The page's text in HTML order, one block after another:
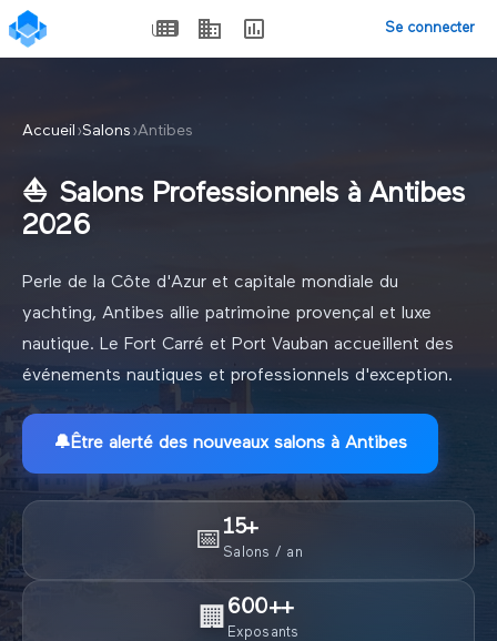
Se connecter
Accueil ›Salons ›Antibes
⛵ Salons Professionnels à Antibes
2026
Perle de la Côte d'Azur et capitale mondiale du
yachting, Antibes allie patrimoine provençal et luxe
nautique. Le Fort Carré et Port Vauban accueillent des
événements nautiques et professionnels d'exception.
🔔Être alerté des nouveaux salons à Antibes
📅 15+
Salons / an
🏢 600++
Exposants